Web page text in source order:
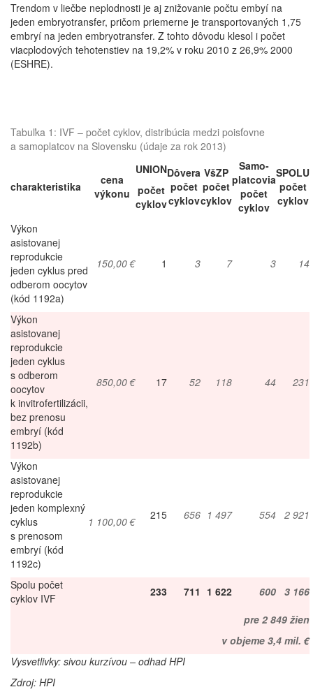
Trendom v liečbe neplodnosti je aj znižovanie počtu embyí na
jeden embryotransfer, pričom priemerne je transportovaných 1,75
embryí na jeden embryotransfer. Z tohto dôvodu klesol i počet
viacplodových tehotenstiev na 19,2% v roku 2010 z 26,9% 2000
(ESHRE).
Tabuľka 1: IVF – počet cyklov, distribúcia medzi poisťovne
a samoplatcov na Slovensku (údaje za rok 2013)
charakteristika
cena
výkonu
UNION
počet
cyklov
Dôvera
počet
cyklov
VšZP
počet
cyklov
Samo-
platcovia
počet
cyklov
SPOLU
počet
cyklov
Výkon
asistovanej
reprodukcie
jeden cyklus pred
odberom oocytov
(kód 1192a)
150,00 € 1 3 7 3 14
Výkon
asistovanej
reprodukcie
jeden cyklus
s odberom
oocytov
k invitrofertilizácii,
bez prenosu
embryí (kód
1192b)
850,00 € 17 52 118 44 231
Výkon
asistovanej
reprodukcie
jeden komplexný
cyklus
s prenosom
embryí (kód
1192c)
1 100,00 € 215 656 1 497 554 2 921
Spolu počet
cyklov IVF
233 711 1 622 600 3 166
pre 2 849 žien
v objeme 3,4 mil. €
Vysvetlivky: sivou kurzívou – odhad HPI
Zdroj: HPI